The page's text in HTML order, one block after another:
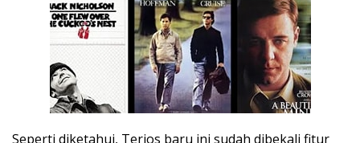
Seperti diketahui, Terios baru ini sudah dibekali fitur